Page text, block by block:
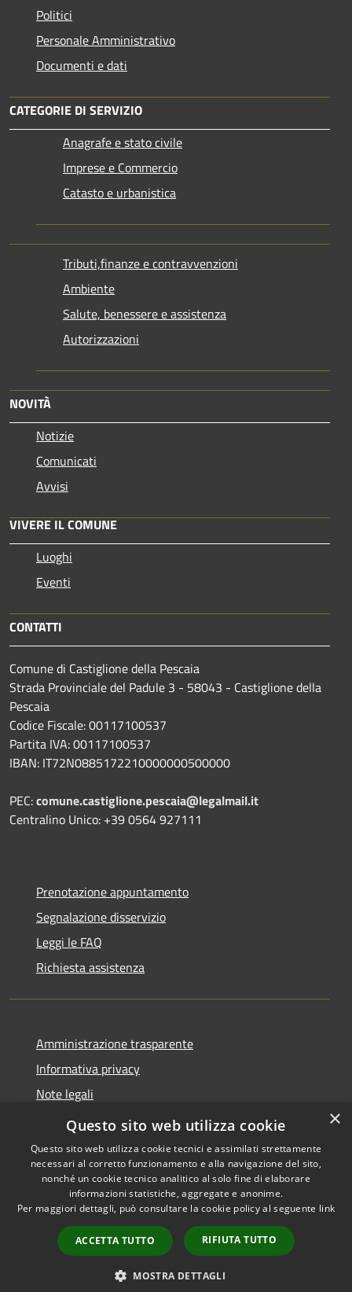
Politici
Personale Amministrativo
Documenti e dati
CATEGORIE DI SERVIZIO
Anagrafe e stato civile
Imprese e Commercio
Catasto e urbanistica
Tributi,finanze e contravvenzioni
Ambiente
Salute, benessere e assistenza
Autorizzazioni
NOVITÀ
Notizie
Comunicati
Avvisi
VIVERE IL COMUNE
Luoghi
Eventi
CONTATTI
Comune di Castiglione della Pescaia
Strada Provinciale del Padule 3 - 58043 - Castiglione della
Pescaia
Codice Fiscale: 00117100537
Partita IVA: 00117100537
IBAN: IT72N0885172210000000500000
PEC:comune.castiglione.pescaia@legalmail.it
Centralino Unico: +39 0564 927111
Prenotazione appuntamento
Segnalazione disservizio
Leggi le FAQ
Richiesta assistenza
Amministrazione trasparente
Informativa privacy
Note legali
Dichiarazione di accessibilità
Accessibilità
Copyright © 2026 • Comune di
Castiglione della Pescaia •
Powered byMunicipium
Accesso redazione
×
Questo sito web utilizza cookie
Questo sito web utilizza cookie tecnici e assimilati strettamente
necessari al corretto funzionamento e alla navigazione del sito,
nonché un cookie tecnico analitico al solo fine di elaborare
informazioni statistiche, aggregate e anonime.
Per maggiori dettagli, può consultare la cookie policy al seguente link
ACCETTA TUTTO RIFIUTA TUTTO
MOSTRA DETTAGLI